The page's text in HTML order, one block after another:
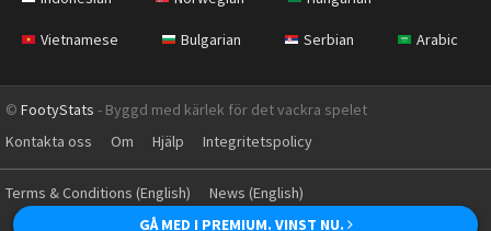
Vietnamese Bulgarian Serbian Arabic
© FootyStats - Byggd med kärlek för det vackra spelet
Kontakta oss
Om Hjälp Integritetspolicy
Terms & Conditions (English)
News (English)
GÅ MED I PREMIUM. VINST NU.